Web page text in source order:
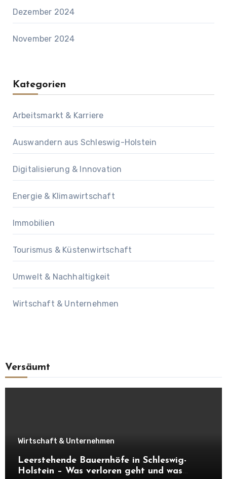
Dezember 2024
November 2024
Kategorien
Arbeitsmarkt & Karriere
Auswandern aus Schleswig-Holstein
Digitalisierung & Innovation
Energie & Klimawirtschaft
Immobilien
Tourismus & Küstenwirtschaft
Umwelt & Nachhaltigkeit
Wirtschaft & Unternehmen
Versäumt
Wirtschaft & Unternehmen
Leerstehende Bauernhöfe in Schleswig-
Holstein – Was verloren geht und was